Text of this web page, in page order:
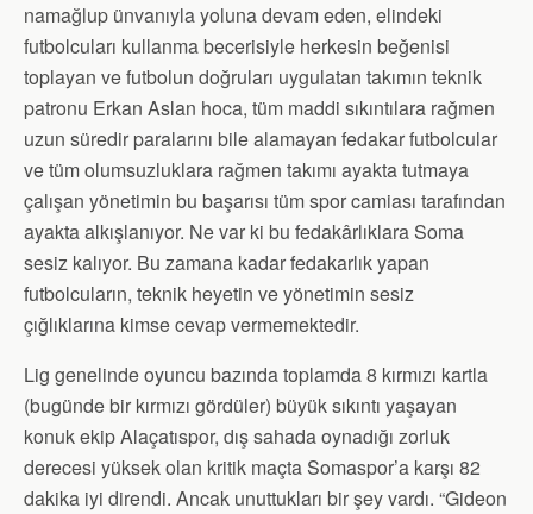
namağlup ünvanıyla yoluna devam eden, elindeki
futbolcuları kullanma becerisiyle herkesin beğenisi
toplayan ve futbolun doğruları uygulatan takımın teknik
patronu Erkan Aslan hoca, tüm maddi sıkıntılara rağmen
uzun süredir paralarını bile alamayan fedakar futbolcular
ve tüm olumsuzluklara rağmen takımı ayakta tutmaya
çalışan yönetimin bu başarısı tüm spor camiası tarafından
ayakta alkışlanıyor. Ne var ki bu fedakârlıklara Soma
sesiz kalıyor. Bu zamana kadar fedakarlık yapan
futbolcuların, teknik heyetin ve yönetimin sesiz
çığlıklarına kimse cevap vermemektedir.
Lig genelinde oyuncu bazında toplamda 8 kırmızı kartla
(bugünde bir kırmızı gördüler) büyük sıkıntı yaşayan
konuk ekip Alaçatıspor, dış sahada oynadığı zorluk
derecesi yüksek olan kritik maçta Somaspor’a karşı 82
dakika iyi direndi. Ancak unuttukları bir şey vardı. “Gideon